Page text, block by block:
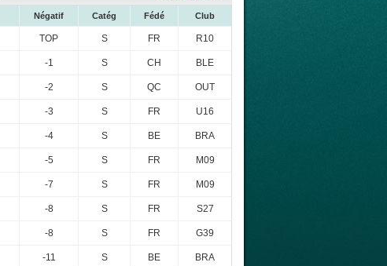
Négatif Catég Fédé Club
TOP S FR R10
-1 S CH BLE
-2 S QC OUT
-3 S FR U16
-4 S BE BRA
-5 S FR M09
-7 S FR M09
-8 S FR S27
-8 S FR G39
-11 S BE BRA